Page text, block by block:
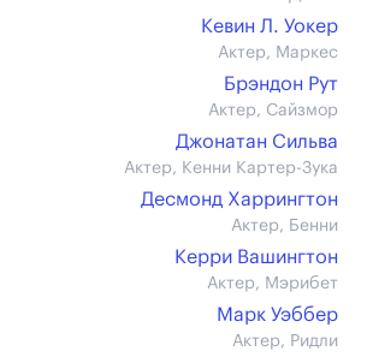
Кевин Л. Уокер
Актер, Маркес
Брэндон Рут
Актер, Сайзмор
Джонатан Сильва
Актер, Кенни Картер-Зука
Десмонд Харрингтон
Актер, Бенни
Керри Вашингтон
Актер, Мэрибет
Марк Уэббер
Актер, Ридли